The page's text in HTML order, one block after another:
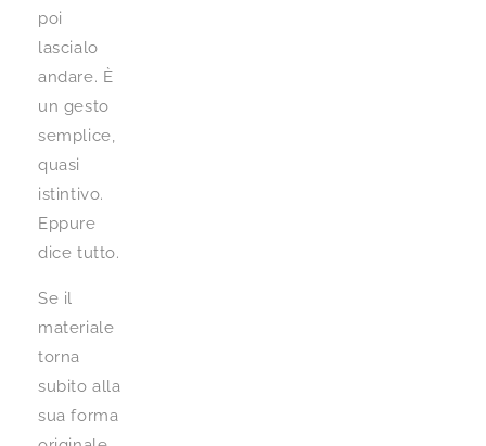
poi
lascialo
andare. È
un gesto
semplice,
quasi
istintivo.
Eppure
dice tutto.
Se il
materiale
torna
subito alla
sua forma